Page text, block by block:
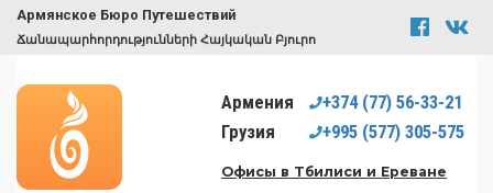
Армянское Бюро Путешествий
Ճանապարհորդությունների Հայկական Բյուրո
Армения +374 (77) 56-33-21
Грузия
+995 (577) 305-575
Офисы в Тбилиси и Ереване